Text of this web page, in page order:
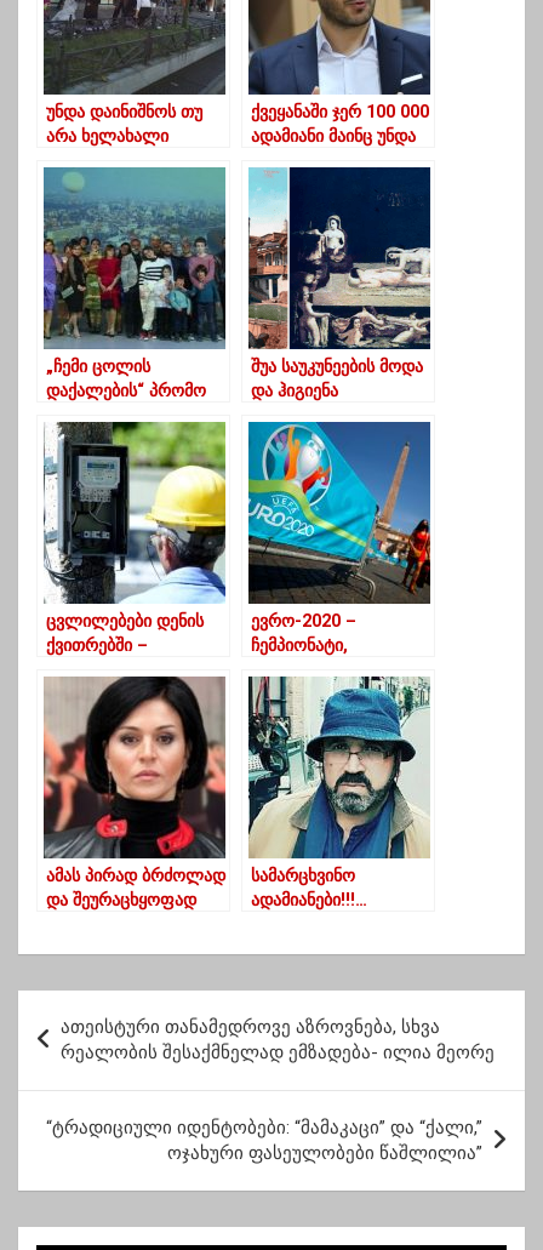
უნდა დაინიშნოს თუ
არა ხელახალი
ფიქრობენ გურულები
ქვეყანაში ჯერ 100 000
ადამიანი მაინც უნდა
შეზღუდვები მოგვეხსნა
– კულუმბეგოვი
„ჩემი ცოლის
დაქალების“ პრომო
სახეებს ნახავთ
სერიალში
შუა საუკუნეების მოდა
და ჰიგიენა
ცვლილებები დენის
ქვითრებში –
ინფორმაცია
აბონენტებისთვის
ევრო-2020 –
ჩემპიონატი,
წლით დააგვიანდა
ამას პირად ბრძოლად
და შეურაცხყოფად
სახლზე
სამარცხვინო
ადამიანები!!!…
სანაცვლოდ – ნუგზარ
სულაშვილი
ო
ს
ნ
ათეისტური თანამედროვე აზროვნება, სხვა
რეალობის შესაქმნელად ემზადება- ილია მეორე
“ტრადიციული იდენტობები: “მამაკაცი” და “ქალი,”
ოჯახური ფასეულობები წაშლილია”